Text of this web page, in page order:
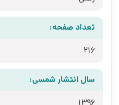
تعداد صفحه:
216
سال انتشار شمسی:
1396